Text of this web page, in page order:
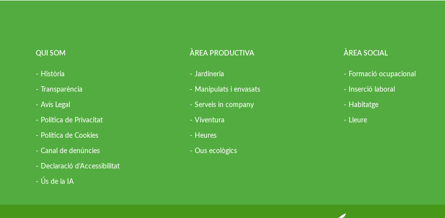
QUI SOM
Història
Transparència
Avís Legal
Política de Privacitat
Política de Cookies
Canal de denúncies
Declaració d’Accessibilitat
Ús de la IA
ÀREA PRODUCTIVA
Jardineria
Manipulats i envasats
Serveis in company
Viventura
Heures
Ous ecològics
ÀREA SOCIAL
Formació ocupacional
Inserció laboral
Habitatge
Lleure